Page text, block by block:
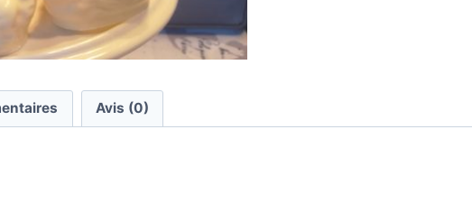
Avis (0)